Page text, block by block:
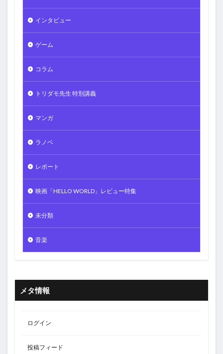
インタビュー
ゲーム
コラム
トリダモ先生 特別講義
マンガ
ラノベ
レポート
映画「HELLO WORLD」レビュー特集
未分類
音楽
メタ情報
ログイン
投稿フィード